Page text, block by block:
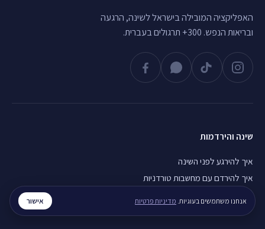
האפליקציה המובילה בישראל לשינה, הרגעה
ובריאות הנפש. 300+ תרגולים בעברית.
שינה והירדמות
איך להירגע לפני השינה
איך להירדם עם מחשבות טורדניות
חוסר שינה כרוני, מה עושים
אנחנו משתמשים בעוגיות. מדיניות פרטיות אישור